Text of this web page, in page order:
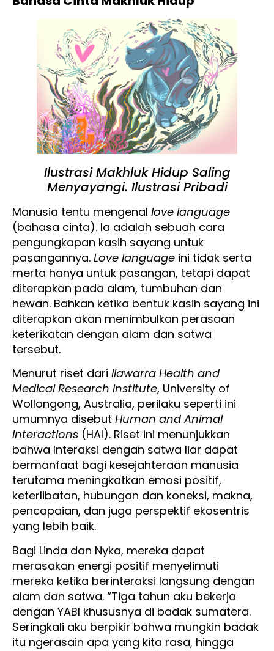
Ilustrasi Makhluk Hidup Saling
Menyayangi. Ilustrasi Pribadi
Manusia tentu mengenal love language
(bahasa cinta). Ia adalah sebuah cara
pengungkapan kasih sayang untuk
pasangannya. Love language ini tidak serta
merta hanya untuk pasangan, tetapi dapat
diterapkan pada alam, tumbuhan dan
hewan. Bahkan ketika bentuk kasih sayang ini
diterapkan akan menimbulkan perasaan
keterikatan dengan alam dan satwa
tersebut.
Menurut riset dari llawarra Health and
Medical Research Institute, University of
Wollongong, Australia, perilaku seperti ini
umumnya disebut Human and Animal
Interactions (HAI). Riset ini menunjukkan
bahwa Interaksi dengan satwa liar dapat
bermanfaat bagi kesejahteraan manusia
terutama meningkatkan emosi positif,
keterlibatan, hubungan dan koneksi, makna,
pencapaian, dan juga perspektif ekosentris
yang lebih baik.
Bagi Linda dan Nyka, mereka dapat
merasakan energi positif menyelimuti
mereka ketika berinteraksi langsung dengan
alam dan satwa. “Tiga tahun aku bekerja
dengan YABI khususnya di badak sumatera.
Seringkali aku berpikir bahwa mungkin badak
itu ngerasain apa yang kita rasa, hingga